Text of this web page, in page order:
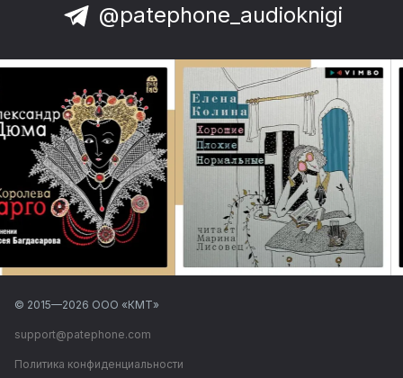
@patephone_audioknigi
© 2015—2026 ООО «КМТ»
support@patephone.com
Политика конфиденциальности